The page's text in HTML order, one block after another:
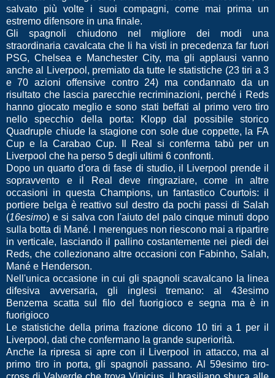
salvato più volte i suoi compagni, come mai prima un
estremo difensore in una finale.
Gli spagnoli chiudono nel migliore dei modi una
straordinaria cavalcata che li ha visti in precedenza far fuori
PSG, Chelsea e Manchester City, ma gli applausi vanno
anche al Liverpool, premiato da tutte le statistiche (23 tiri a 3
e 70 azioni offensive contro 24) ma condannato da un
risultato che lascia parecchie recriminazioni, perché i Reds
hanno giocato meglio e sono stati beffati al primo vero tiro
nello specchio della porta: Klopp dal possibile storico
Quadruple chiude la stagione con sole due coppette, la FA
Cup e la Carabao Cup. Il Real si conferma tabù per un
Liverpool che ha perso 5 degli ultimi 6 confronti.
Dopo un quarto d'ora di fase di studio, il Liverpool prende il
sopravvento e il Real deve ringraziare, come in altre
occasioni in questa Champions, un fantastico Courtois: il
portiere belga è reattivo sul destro da pochi passi di Salah
(16esimo) e si salva con l'aiuto del palo cinque minuti dopo
sulla botta di Mané. I merengues non riescono mai a ripartire
in verticale, lasciando il pallino costantemente nei piedi dei
Reds, che collezionano altre occasioni con Fabinho, Salah,
Mané e Henderson.
Nell'unica occasione in cui gli spagnoli scavalcano la linea
difesiva avversaria, gli inglesi tremano: al 43esimo
Benzema scatta sul filo del fuorigioco e segna ma è in
fuorigioco
Le statistiche della prima frazione dicono 10 tiri a 1 per il
Liverpool, dati che confermano la grande superiorità.
Anche la ripresa si apre con il Liverpool in attacco, ma al
primo tiro in porta, gli spagnoli passano. Al 59esimo tiro-